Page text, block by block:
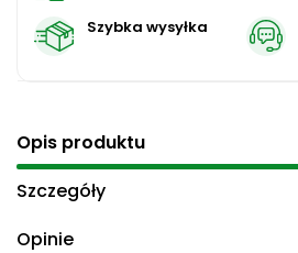
Szybka wysyłka
Opis produktu
Szczegóły
Opinie